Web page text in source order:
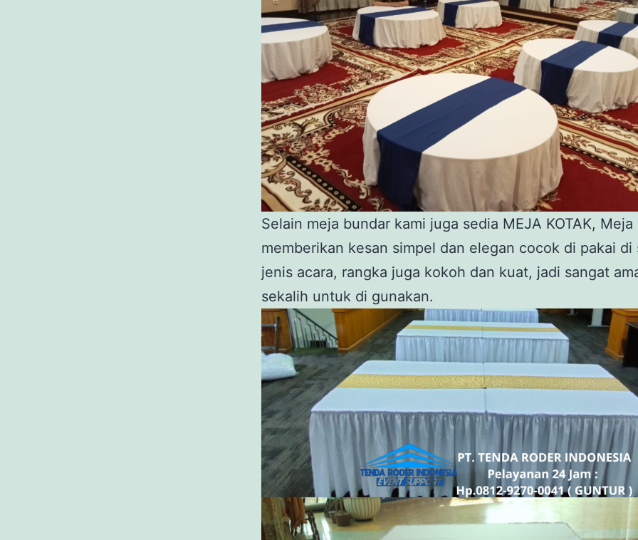
Selain meja bundar kami juga sedia MEJA KOTAK, Meja
memberikan kesan simpel dan elegan cocok di pakai di
jenis acara, rangka juga kokoh dan kuat, jadi sangat
sekalih untuk di gunakan.